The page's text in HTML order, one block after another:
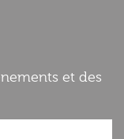
et des